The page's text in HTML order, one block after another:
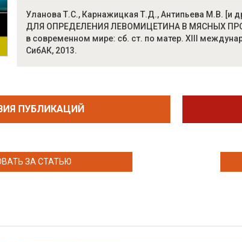
Уланова Т.С., Карнажицкая Т.Д., Антипьева М.В.
ДЛЯ ОПРЕДЕЛЕНИЯ ЛЕВОМИЦЕТИНА В МЯСНЫХ
в современном мире: сб. ст. по матер. XIII
СибАК, 2013.
ПУБЛИКАЦИЙ
ЗА СТАТЬЮ